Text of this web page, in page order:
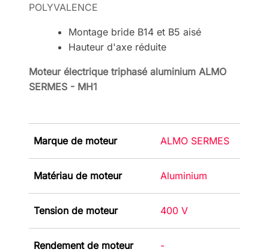
POLYVALENCE
Montage bride B14 et B5 aisé
Hauteur d'axe réduite
Moteur électrique triphasé aluminium ALMO
SERMES - MH1
Marque de moteur ALMO SERMES
Matériau de moteur Aluminium
Tension de moteur 400 V
Rendement de moteur -